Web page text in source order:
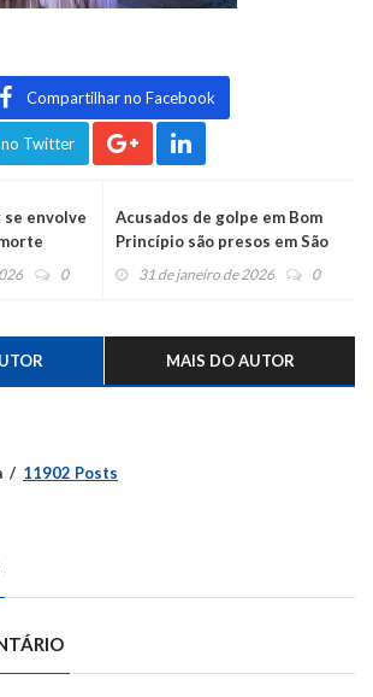
Compartilhar no Facebook
Twitter
se envolve
0
Acusados de golpe em Bom
Princípio são presos em São
Sebastião do Caí
31 de janeiro de 2026 0
MAIS DO AUTOR
11902 Posts